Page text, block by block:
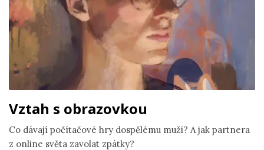
Vztah s obrazovkou
Co dávají počítačové hry dospělému muži? A jak partnera
z online světa zavolat zpátky?